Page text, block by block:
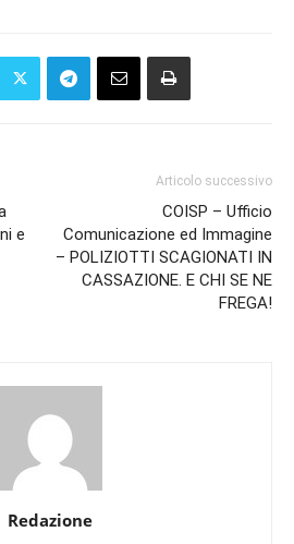
e
Articolo successivo
COISP – Ufficio
Comunicazione ed Immagine
– POLIZIOTTI SCAGIONATI IN
CASSAZIONE. E CHI SE NE
FREGA!
Redazione